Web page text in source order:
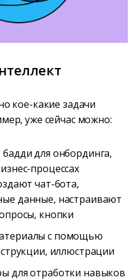
кое-какие задачи
уже сейчас можно:
для онбординга,
процессах
чат-бота,
данные, настраивают
кнопки
с помощью
иллюстрации
для отработки навыков